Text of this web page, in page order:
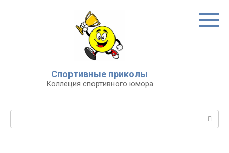
Спортивные приколы
Коллеция спортивного юмора